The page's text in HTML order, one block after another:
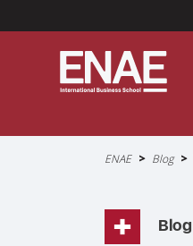
Sobrescribir
la
navegación
ENAE Blog
Blog